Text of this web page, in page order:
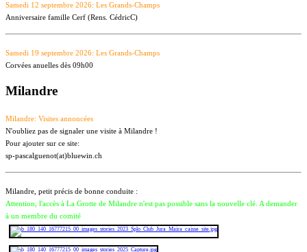
Samedi 12 septembre 2026: Les Grands-Champs
Anniversaire famille Cerf (Rens. CédricC)
Samedi 19 septembre 2026: Les Grands-Champs
Corvées anuelles dès 09h00
Milandre
Milandre: Visites annoncées
N'oubliez pas de signaler une visite à Milandre !
Pour ajouter sur ce site:
sp-pascalguenot(at)bluewin.ch
Milandre, petit précis de bonne conduite :
Attention, l'accès à La Grotte de Milandre n'est pas possible sans la nouvelle clé. A demander
à un membre du comité